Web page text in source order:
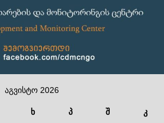
აგვისტო 2026
ხ პ შ კ